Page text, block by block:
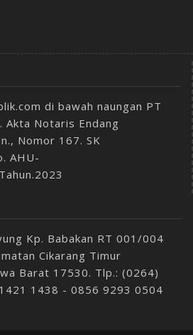
di bawah naungan PT
Akta Notaris Endang
Nomor 167. SK
AHU-
Kp. Babakan RT 001/004
Cikarang Timur
Barat 17530. Tlp.: (0264)
1438 - 0856 9293 0504